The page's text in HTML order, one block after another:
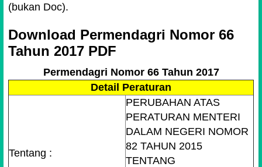
(bukan Doc).
Download Permendagri Nomor 66
Tahun 2017 PDF
Permendagri Nomor 66 Tahun 2017
Detail Peraturan
Tentang :
PERUBAHAN ATAS
PERATURAN MENTERI
DALAM NEGERI NOMOR
82 TAHUN 2015
TENTANG